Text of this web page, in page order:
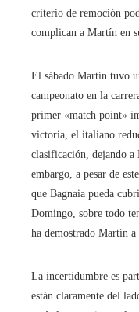
criterio de remoción
complican a Martín en
El sábado Martín tuvo
campeonato en la
primer «match point»
victoria, el italiano
clasificación, dejando a
embargo, a pesar de
que Bagnaia pueda
Domingo, sobre todo
ha demostrado Martín
La incertidumbre es
están claramente del